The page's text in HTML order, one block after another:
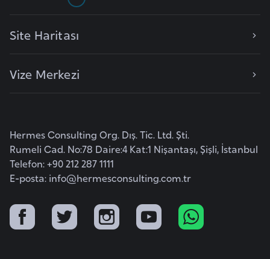
Site Haritası
Vize Merkezi
Hermes Consulting Org. Dış. Tic. Ltd. Şti.
Rumeli Cad. No:78 Daire:4 Kat:1 Nişantaşı, Şişli, İstanbul
Telefon: +90 212 287 1111
E-posta: info@hermesconsulting.com.tr
s
Ç
Ç
e
k
u
m